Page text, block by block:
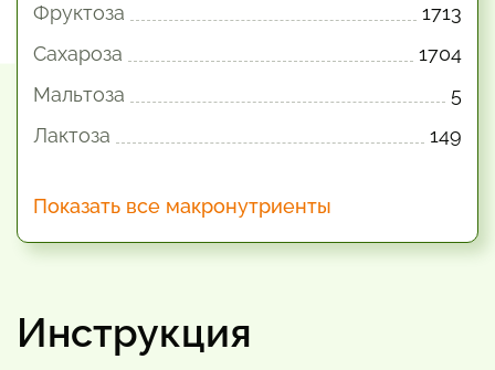
Фруктоза
1713
Сахароза
1704
Мальтоза
5
Лактоза
149
Показать все макронутриенты
Инструкция